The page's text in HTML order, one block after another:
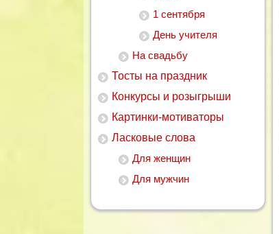
1 сентября
День учителя
На свадьбу
Тосты на праздник
Конкурсы и розыгрыши
Картинки-мотиваторы
Ласковые слова
Для женщин
Для мужчин